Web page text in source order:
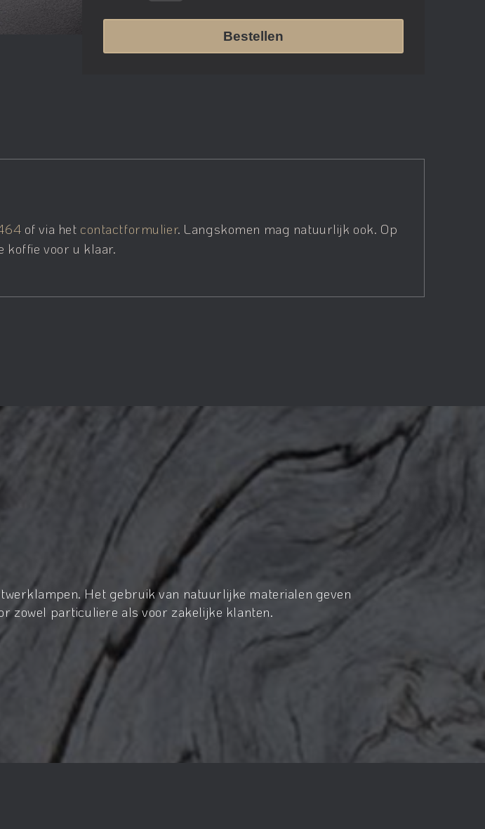
Bestellen
of via het contactformulier. Langskomen mag natuurlijk ook. Op
koffie voor u klaar.
Het gebruik van natuurlijke materialen geven
zowel particuliere als voor zakelijke klanten.